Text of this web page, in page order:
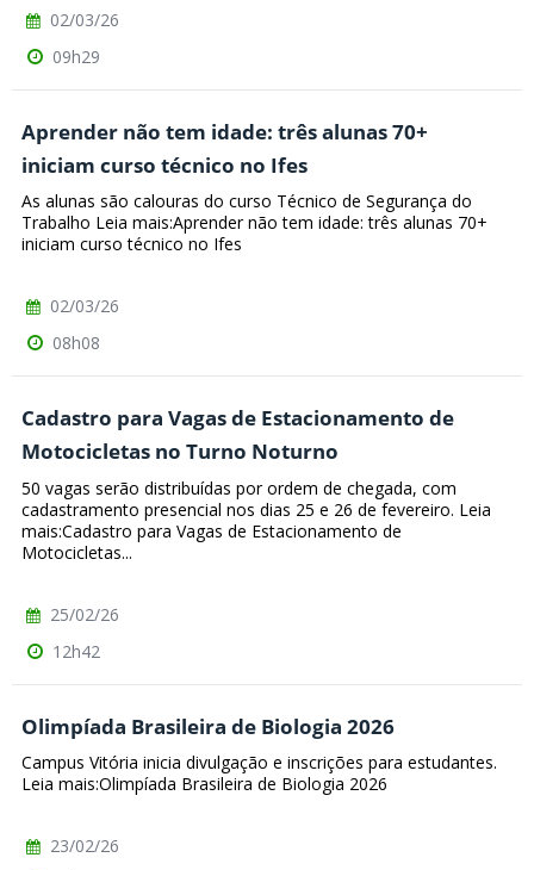
02/03/26
09h29
Aprender não tem idade: três alunas 70+
iniciam curso técnico no Ifes
As alunas são calouras do curso Técnico de Segurança do
Trabalho Leia mais:Aprender não tem idade: três alunas 70+
iniciam curso técnico no Ifes
02/03/26
08h08
Cadastro para Vagas de Estacionamento de
Motocicletas no Turno Noturno
50 vagas serão distribuídas por ordem de chegada, com
cadastramento presencial nos dias 25 e 26 de fevereiro. Leia
mais:Cadastro para Vagas de Estacionamento de
Motocicletas...
25/02/26
12h42
Olimpíada Brasileira de Biologia 2026
Campus Vitória inicia divulgação e inscrições para estudantes.
Leia mais:Olimpíada Brasileira de Biologia 2026
23/02/26